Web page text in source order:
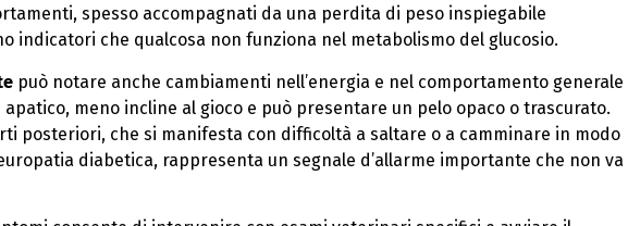
spesso accompagnati da una perdita di peso inspiegabile
indicatori che qualcosa non funziona nel metabolismo del glucosio.
può notare anche cambiamenti nell’energia e nel comportamento generale
apatico, meno incline al gioco e può presentare un pelo opaco o trascurato.
posteriori, che si manifesta con difficoltà a saltare o a camminare in modo
diabetica, rappresenta un segnale d’allarme importante che non va